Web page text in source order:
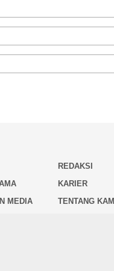
REDAKSI
KARIER
MEDIA
TENTANG KAMI